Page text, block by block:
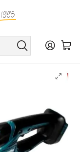
SELECCIONADOS
y Corta Cesped
DUH202RF